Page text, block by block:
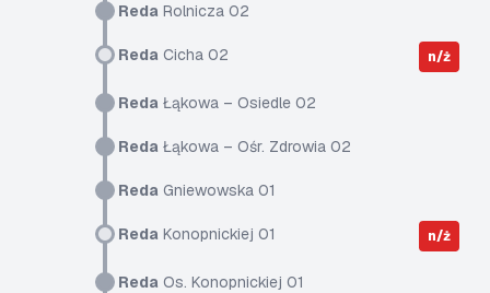
Reda Rolnicza 02
Reda Cicha 02 n/ż
Reda Łąkowa – Osiedle 02
Reda Łąkowa – Ośr. Zdrowia 02
Reda Gniewowska 01
Reda Konopnickiej 01 n/ż
Reda Os. Konopnickiej 01